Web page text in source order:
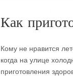
Как
Кому не нравится
когда на улице
приготовления